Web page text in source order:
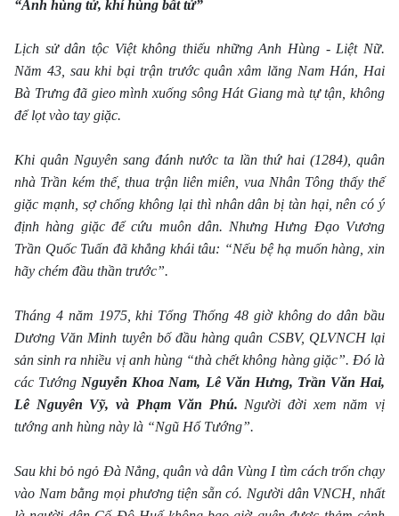
“Anh hùng tử, khí hùng bất tử”
Lịch sử dân tộc Việt không thiếu những Anh Hùng - Liệt Nữ.
Năm 43, sau khi bại trận trước quân xâm lăng Nam Hán, Hai
Bà Trưng đã gieo mình xuống sông Hát Giang mà tự tận, không
để lọt vào tay giặc.
Khi quân Nguyên sang đánh nước ta lần thứ hai (1284), quân
nhà Trần kém thế, thua trận liên miên, vua Nhân Tông thấy thế
giặc mạnh, sợ chống không lại thì nhân dân bị tàn hại, nên có ý
định hàng giặc để cứu muôn dân. Nhưng Hưng Đạo Vương
Trần Quốc Tuấn đã khẳng khái tâu: “Nếu bệ hạ muốn hàng, xin
hãy chém đầu thần trước”.
Tháng 4 năm 1975, khi Tổng Thống 48 giờ không do dân bầu
Dương Văn Minh tuyên bố đầu hàng quân CSBV, QLVNCH lại
sản sinh ra nhiều vị anh hùng “thà chết không hàng giặc”. Đó là
các Tướng Nguyễn Khoa Nam, Lê Văn Hưng, Trần Văn Hai,
Lê Nguyên Vỹ, và Phạm Văn Phú. Người đời xem năm vị
tướng anh hùng này là “Ngũ Hổ Tướng”.
Sau khi bỏ ngỏ Đà Nẳng, quân và dân Vùng I tìm cách trốn chạy
vào Nam bằng mọi phương tiện sẵn có. Người dân VNCH, nhất